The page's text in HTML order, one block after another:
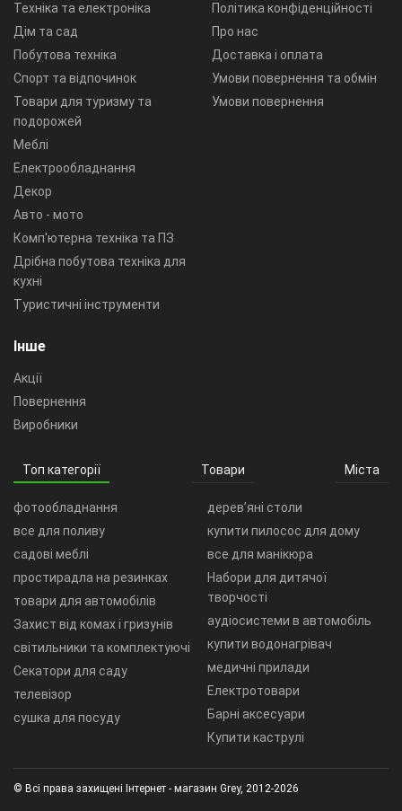
Техніка та електроніка
Дім та сад
Побутова техніка
Спорт та відпочинок
Товари для туризму та
подорожей
Меблі
Електрообладнання
Декор
Авто - мото
Комп'ютерна техніка та ПЗ
Дрібна побутова техніка для
кухні
Туристичні інструменти
Політика конфіденційності
Про нас
Доставка і оплата
Умови повернення та обмін
Умови повернення
Інше
Акції
Повернення
Виробники
Топ категорії Товари Міста
фотообладнання
все для поливу
садові меблі
простирадла на резинках
товари для автомобілів
Захист від комах і гризунів
світильники та комплектуючі
Секатори для саду
телевізор
сушка для посуду
дерев’яні столи
купити пилосос для дому
все для манікюра
Набори для дитячої
творчості
аудіосистеми в автомобіль
купити водонагрівач
медичні прилади
Електротовари
Барні аксесуари
Купити каструлі
© Всі права захищені Інтернет - магазин Grey, 2012-2026